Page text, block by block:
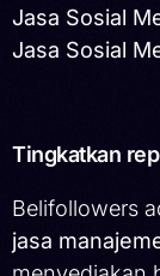
Jasa Sosial
Jasa Sosial
Tingkatkan
Belifollowers
jasa